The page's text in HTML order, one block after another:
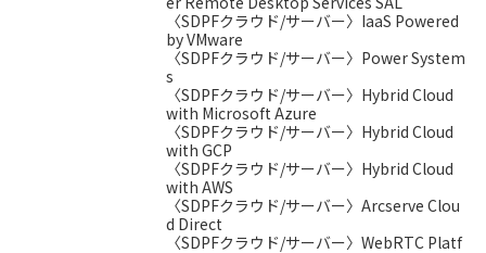
〈SDPFクラウド/サーバー〉IaaS Powered
by VMware
〈SDPFクラウド/サーバー〉Power System
s
〈SDPFクラウド/サーバー〉Hybrid Cloud
with Microsoft Azure
〈SDPFクラウド/サーバー〉Hybrid Cloud
with GCP
〈SDPFクラウド/サーバー〉Hybrid Cloud
with AWS
〈SDPFクラウド/サーバー〉Arcserve Clou
d Direct
〈SDPFクラウド/サーバー〉WebRTC Platf